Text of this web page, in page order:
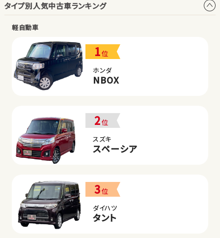
タイプ別人気中古車ランキング
軽自動車
1位
ホンダ
NBOX
2位
スズキ
スペーシア
3位
ダイハツ
タント